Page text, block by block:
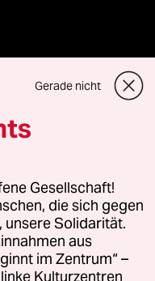
oder für Genehmigungen
Richtlinien
Gerade nicht
Gesellschaft!
die sich gegen
unsere Solidarität.
aus
im Zentrum“ –
Kulturzentren